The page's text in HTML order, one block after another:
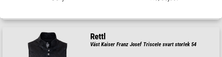
Rettl
Väst Kaiser Franz Josef Triscele svart storlek 54